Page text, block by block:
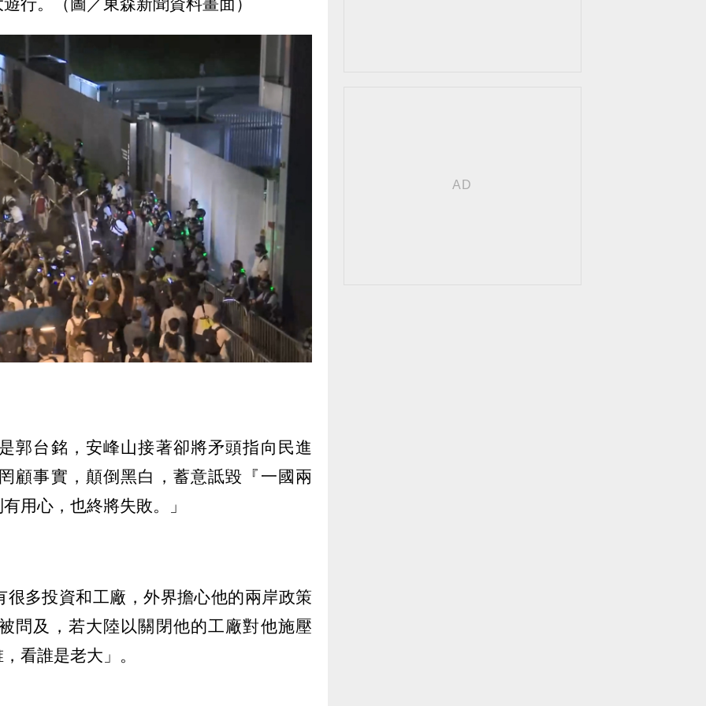
行。（圖／東森新聞資料畫面）
郭台銘，安峰山接著卻將矛頭指向民進
顧事實，顛倒黑白，蓄意詆毀『一國兩
用心，也終將失敗。」
多投資和工廠，外界擔心他的兩岸政策
問及，若大陸以關閉他的工廠對他施壓
看誰是老大」。